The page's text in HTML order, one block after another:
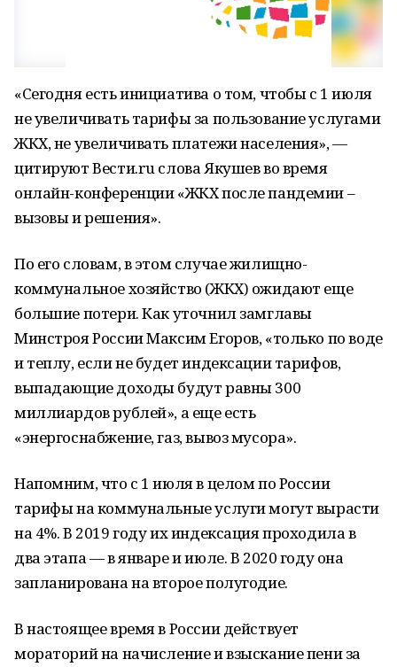
«Сегодня есть инициатива о том, чтобы с 1 июля
не увеличивать тарифы за пользование услугами
ЖКХ, не увеличивать платежи населения», —
цитируют Вести.ru слова Якушев во время
онлайн-конференции «ЖКХ после пандемии –
вызовы и решения».
По его словам, в этом случае жилищно-
коммунальное хозяйство (ЖКХ) ожидают еще
большие потери. Как уточнил замглавы
Минстроя России Максим Егоров, «только по воде
и теплу, если не будет индексации тарифов,
выпадающие доходы будут равны 300
миллиардов рублей», а еще есть
«энергоснабжение, газ, вывоз мусора».
Напомним, что с 1 июля в целом по России
тарифы на коммунальные услуги могут вырасти
на 4%. В 2019 году их индексация проходила в
два этапа — в январе и июле. В 2020 году она
запланирована на второе полугодие.
В настоящее время в России действует
мораторий на начисление и взыскание пени за